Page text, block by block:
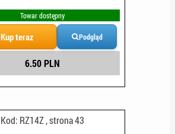
Towar dostępny
Kup teraz Podgląd
6.50 PLN
Kod: RZ14Z , strona 43